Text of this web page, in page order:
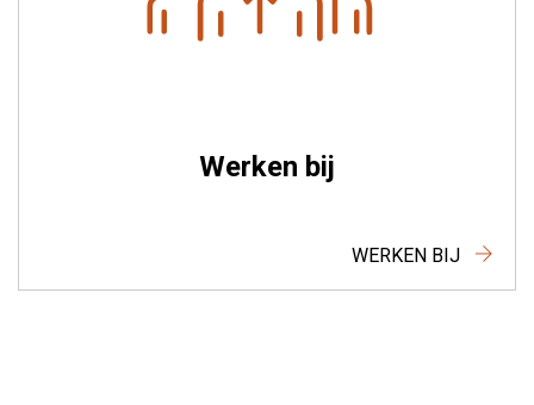
Werken bij
WERKEN BIJ